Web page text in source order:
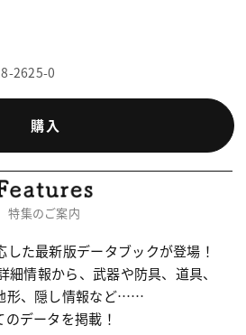
2625-0
購入
特集のご案内
た最新版データブックが登場！
細情報から、武器や防具、道具、
形、隠し情報など……
データを掲載！